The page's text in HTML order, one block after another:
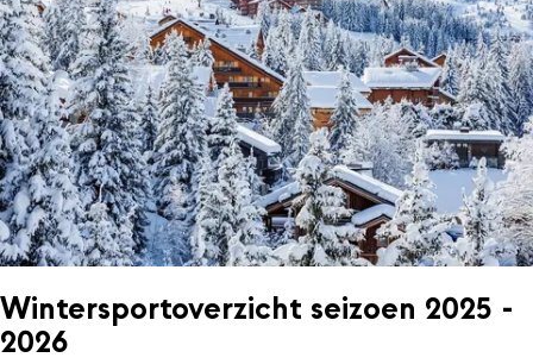
Wintersportoverzicht seizoen 2025 -
2026